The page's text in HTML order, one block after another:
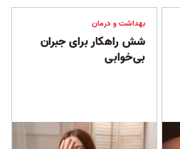
بهداشت و درمان
شش راهکار برای جبران
بی‌خوابی